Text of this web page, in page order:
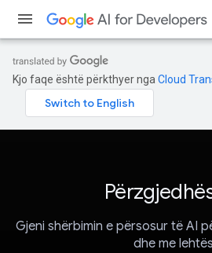
Kjo faqe është përkthyer nga Cloud
Gjeni shërbimin e përsosur të AI
dhe me